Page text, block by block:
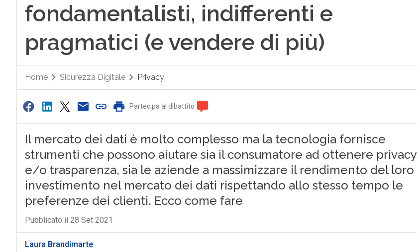
fondamentalisti, indifferenti e
pragmatici (e vendere di più)
Home Sicurezza Digitale Privacy
Partecipa al dibattito
Il mercato dei dati è molto complesso ma la tecnologia fornisce
strumenti che possono aiutare sia il consumatore ad ottenere privacy
e/o trasparenza, sia le aziende a massimizzare il rendimento del loro
investimento nel mercato dei dati rispettando allo stesso tempo le
preferenze dei clienti. Ecco come fare
Pubblicato il 28 Set 2021
Laura Brandimarte